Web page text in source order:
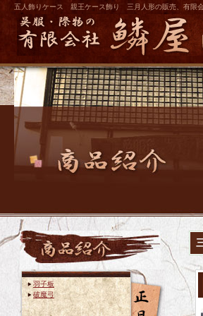
五人飾りケース 親王ケース飾り 三月人形の販売、有限
羽子板
破魔弓